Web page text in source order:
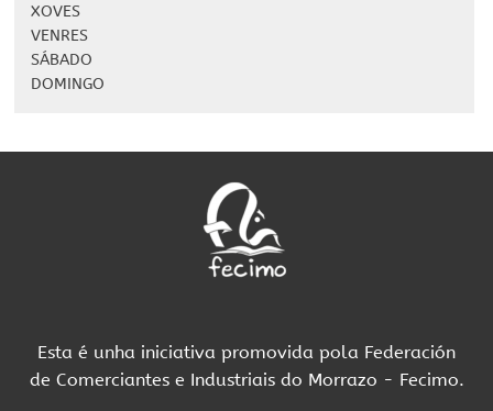
XOVES
VENRES
SÁBADO
DOMINGO
Esta é unha iniciativa promovida pola Federación
de Comerciantes e Industriais do Morrazo - Fecimo.